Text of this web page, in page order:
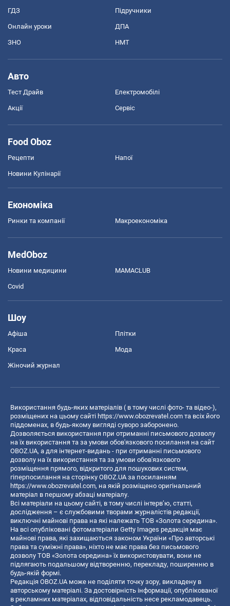
ГДЗ Підручники
Онлайн уроки ДПА
ЗНО НМТ
Авто
Тест Драйв Електромобілі
Акції Сервіс
Food Oboz
Рецепти Напої
Новини Кулінарії
Економіка
Ринки та компанії Макроекономіка
MedOboz
Новини медицини MAMACLUB
Covid
Шоу
Афіша Плітки
Краса Мода
Жіночий журнал
Використання будь-яких матеріалів ( в тому числі фото- та відео-),
розміщених на цьому сайті https://www.obozrevatel.com та всіх його
піддоменах, в будь-якому вигляді суворо заборонено.
Дозволяється використання при отриманні письмового дозволу
на їх використання та за умови обов'язкового посилання на сайт
OBOZ.UA, а для інтернет-видань - при отриманні письмового
дозволу на їх використання та за умови обов'язкового
розміщення прямого, відкритого для пошукових систем,
гіперпосилання на сторінку OBOZ.UA за посиланням
https://www.obozrevatel.com, на якій розміщено оригінальний
матеріал в першому абзаці матеріалу.
Всі матеріали на цьому сайті, в тому числі інтерв’ю, статті,
дослідження – є службовими творами журналістів редакції,
виключні майнові права на які належать ТОВ «Золота середина».
На всі опубліковані фотоматеріали Getty Images редакція має
майнові права, які захищаються законом України «Про авторські
права та суміжні права», ніхто не має права без письмового
дозволу ТОВ «Золота середина» їх використовувати, вони не
підлягають подальшому відтворенню, перекладу, поширенню в
будь-якій формі.
Редакція OBOZ.UA може не поділяти точку зору, викладену в
авторському матеріалі. За достовірність інформації, опублікованої
в рекламних матеріалах, відповідальність несе рекламодавець.